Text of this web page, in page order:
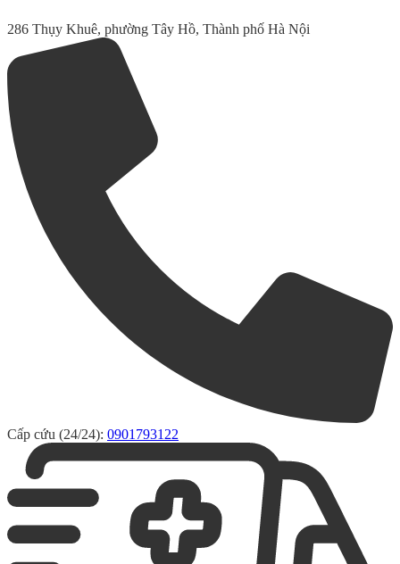
286 Thụy Khuê, phường Tây Hồ, Thành phố Hà Nội
Cấp cứu (24/24): 0901793122